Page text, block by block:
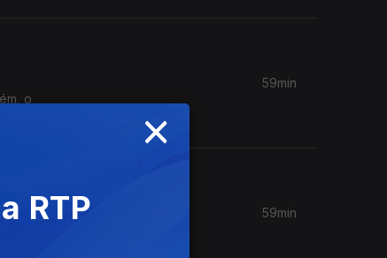
o
59min
59min
×
RTP